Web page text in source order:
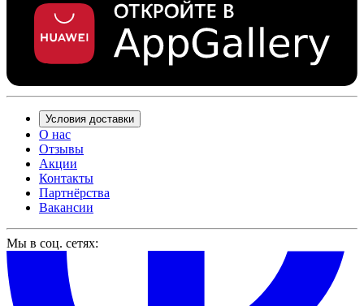
Условия доставки
О нас
Отзывы
Акции
Контакты
Партнёрства
Вакансии
Мы в соц. сетях: